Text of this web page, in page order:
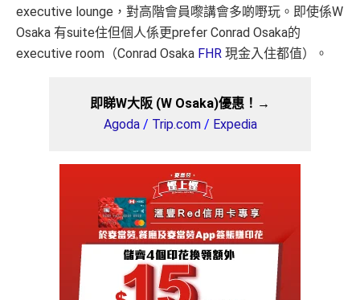
executive lounge，對高階會員嚟講會多啲嘢玩。即使係W
Osaka 有suite住但個人係更prefer Conrad Osaka的
executive room （Conrad Osaka FHR 現金入住都值）。
即睇W大阪 (W Osaka)優惠！ →
Agoda/ Trip.com/ Expedia